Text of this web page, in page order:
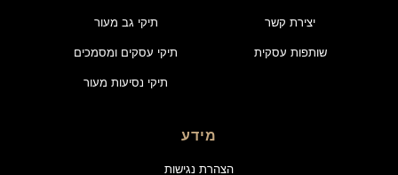
יצירת קשר
שותפות עסקית
תיקי גב מעור
תיקי עסקים ומסמכים
תיקי נסיעות מעור
מידע
הצהרת נגישות